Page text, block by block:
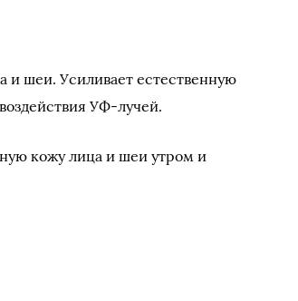
шеи. Усиливает естественную
УФ-лучей.
кожу лица и шеи утром и